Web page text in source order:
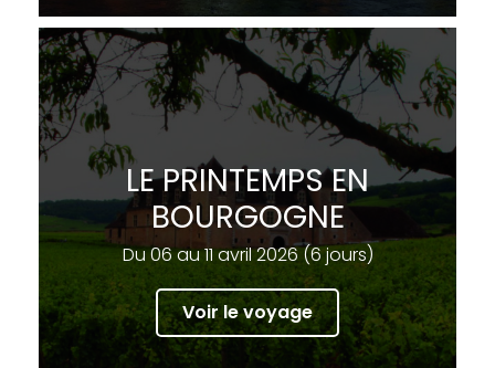
LE PRINTEMPS EN
BOURGOGNE
Du 06 au 11 avril 2026 (6 jours)
Voir le voyage